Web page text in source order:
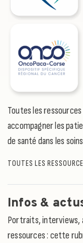
Toutes les
accompagner les
de santé dans les
TOUTES LES
Infos &
Portraits,
ressources : cette